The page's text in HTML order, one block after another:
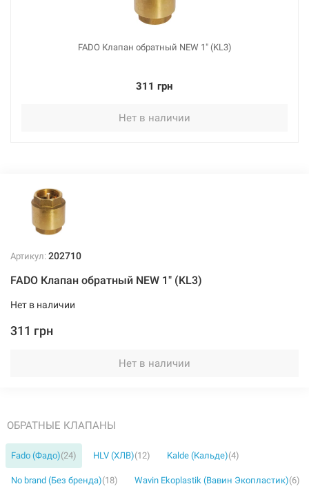
FADO Клапан обратный NEW 1" (KL3)
311 грн
Нет в наличии
Артикул: 202710
FADO Клапан обратный NEW 1" (KL3)
Нет в наличии
311 грн
Нет в наличии
ОБРАТНЫЕ КЛАПАНЫ
Fado (Фадо)(24) HLV (ХЛВ)(12) Kalde (Кальде)(4)
No brand (Без бренда)(18) Wavin Ekoplastik (Вавин Экопластик)(6)